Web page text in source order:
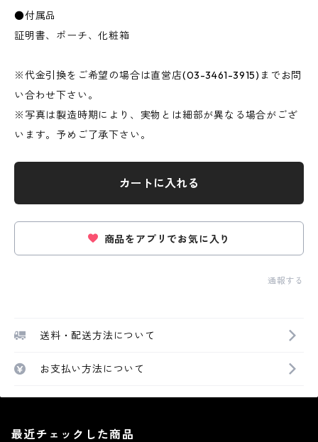
●付属品
証明書、ポーチ、化粧箱
※代金引換をご希望の場合は直営店(03-3461-3915)までお問
い合わせ下さい。
※写真は製造時期により、実物とは細部が異なる場合がござ
います。予めご了承下さい。
カートに入れる
商品をアプリでお気に入り
通報する
送料・配送方法について
お支払い方法について
最近チェックした商品